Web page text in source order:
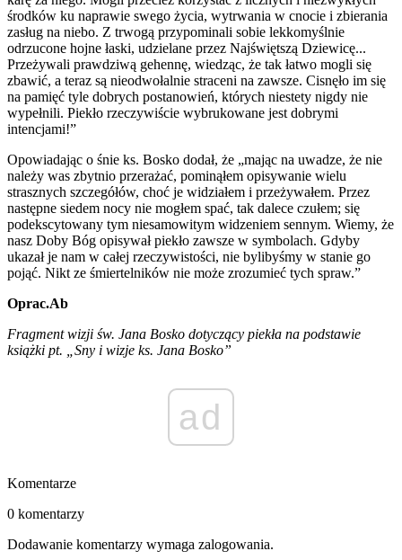
środków ku naprawie swego życia, wytrwania w cnocie i zbierania
zasług na niebo. Z trwogą przypominali sobie lekkomyślnie
odrzucone hojne łaski, udzielane przez Najświętszą Dziewicę...
Przeżywali prawdziwą gehennę, wiedząc, że tak łatwo mogli się
zbawić, a teraz są nieodwołalnie straceni na zawsze. Cisnęło im się
na pamięć tyle dobrych postanowień, których niestety nigdy nie
wypełnili. Piekło rzeczywiście wybrukowane jest dobrymi
intencjami!”
Opowiadając o śnie ks. Bosko dodał, że „mając na uwadze, że nie
należy was zbytnio przerażać, pominąłem opisywanie wielu
strasznych szczegółów, choć je widziałem i przeżywałem. Przez
następne siedem nocy nie mogłem spać, tak dalece czułem; się
podekscytowany tym niesamowitym widzeniem sennym. Wiemy, że
nasz Doby Bóg opisywał piekło zawsze w symbolach. Gdyby
ukazał je nam w całej rzeczywistości, nie bylibyśmy w stanie go
pojąć. Nikt ze śmiertelników nie może zrozumieć tych spraw.”
Oprac.Ab
Fragment wizji św. Jana Bosko dotyczący piekła na podstawie
książki pt. „Sny i wizje ks. Jana Bosko”
ad
Komentarze
0 komentarzy
Dodawanie komentarzy wymaga zalogowania.